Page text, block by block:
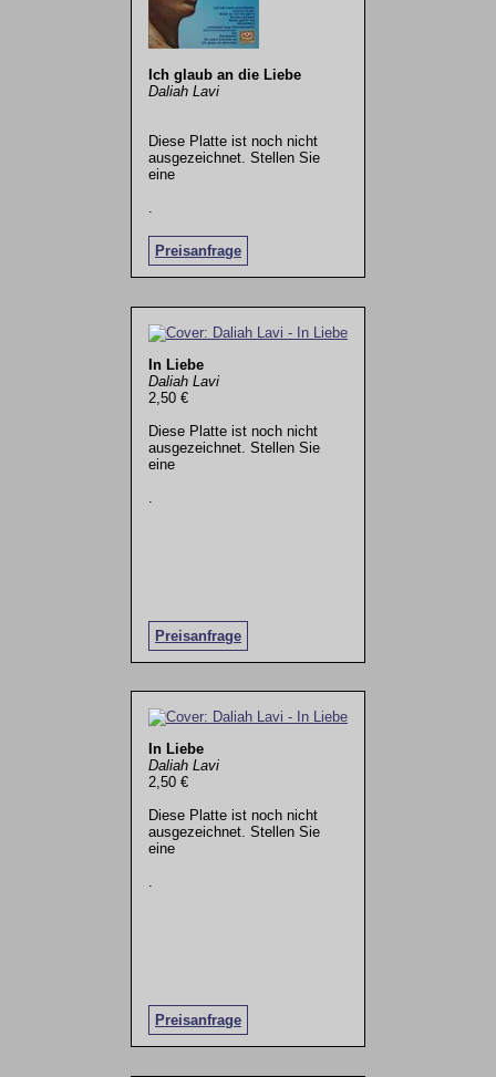
Ich glaub an die Liebe
Daliah Lavi
Diese Platte ist noch nicht
ausgezeichnet. Stellen Sie
eine
Preisanfrage
In Liebe
Daliah Lavi
2,50 €
Diese Platte ist noch nicht
ausgezeichnet. Stellen Sie
eine
Preisanfrage
In Liebe
Daliah Lavi
2,50 €
Diese Platte ist noch nicht
ausgezeichnet. Stellen Sie
eine
Preisanfrage
.